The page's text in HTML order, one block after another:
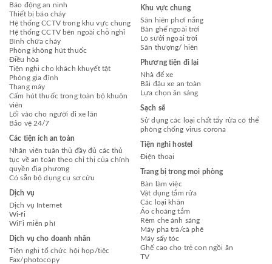
Báo động an ninh
Thiết bị báo cháy
Hệ thống CCTV trong khu vực chung
Hệ thống CCTV bên ngoài chỗ nghỉ
Bình chữa cháy
Phòng không hút thuốc
Điều hòa
Tiện nghi cho khách khuyết tật
Phòng gia đình
Thang máy
Cấm hút thuốc trong toàn bộ khuôn
viên
Lối vào cho người đi xe lăn
Bảo vệ 24/7
Các tiện ích an toàn
Nhân viên tuân thủ đầy đủ các thủ
tục về an toàn theo chỉ thị của chính
quyền địa phương
Có sẵn bộ dụng cụ sơ cứu
Dịch vụ
Dịch vụ Internet
Wi-fi
WiFi miễn phí
Dịch vụ cho doanh nhân
Tiện nghi tổ chức hội họp/tiệc
Fax/photocopy
Khu vực chung
Sân hiên phơi nắng
Bàn ghế ngoài trời
Lò sưởi ngoài trời
Sân thượng/ hiên
Phương tiện đi lại
Nhà để xe
Bãi đậu xe an toàn
Lựa chọn ăn sáng
Sạch sẽ
Sử dụng các loại chất tẩy rửa có thể
phòng chống virus corona
Tiện nghi hostel
Điện thoại
Trang bị trong mọi phòng
Bàn làm việc
Vật dụng tắm rửa
Các loại khăn
Áo choàng tắm
Rèm che ánh sáng
Máy pha trà/cà phê
Máy sấy tóc
Ghế cao cho trẻ con ngồi ăn
TV